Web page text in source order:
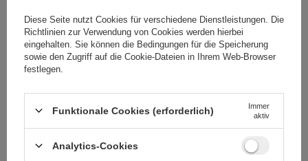
Serie do 8.3" 3mk Paper Feeling
Kompatibilität -
Gerätehersteller
Huawei
Diese Seite nutzt Cookies für verschiedene Dienstleistungen. Die
Richtlinien zur Verwendung von Cookies werden hierbei
eingehalten. Sie können die Bedingungen für die Speicherung
sowie den Zugriff auf die Cookie-Dateien in Ihrem Web-Browser
festlegen.
Funktionale Cookies (erforderlich)
Immer
aktiv
Analytics-Cookies